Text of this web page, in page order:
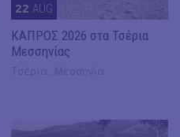
22 AUG
ΚΑΠΡΟΣ 2026 στα Τσέρια
Μεσσηνίας